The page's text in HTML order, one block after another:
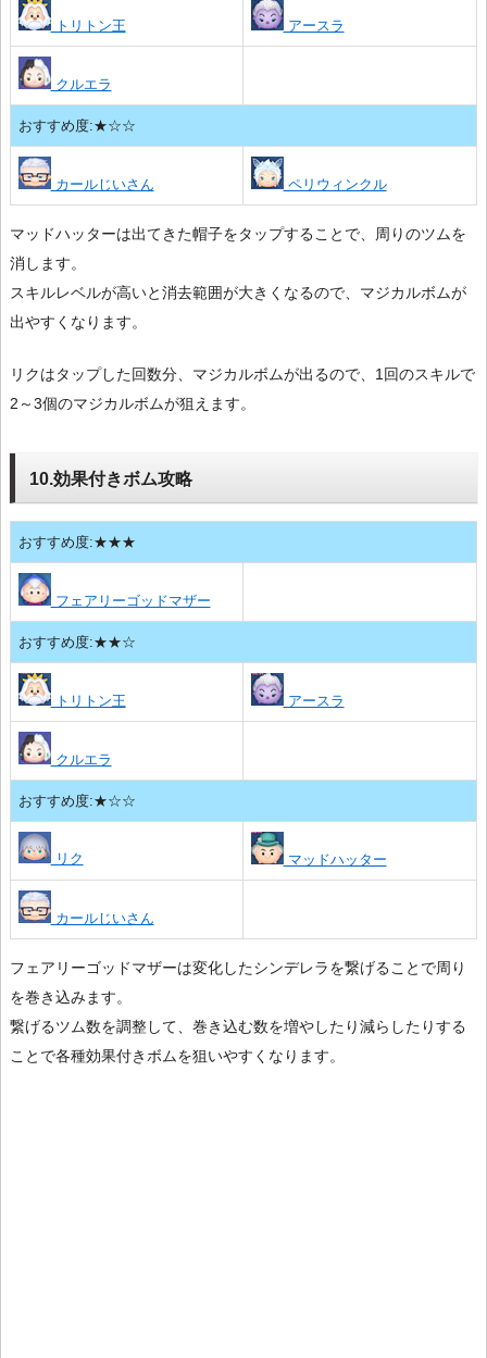
トリトン王 アースラ
クルエラ
おすすめ度:★☆☆
カールじいさん ペリウィンクル
マッドハッターは出てきた帽子をタップすることで、周りのツムを
消します。
スキルレベルが高いと消去範囲が大きくなるので、マジカルボムが
出やすくなります。
リクはタップした回数分、マジカルボムが出るので、1回のスキルで
2～3個のマジカルボムが狙えます。
10.効果付きボム攻略
おすすめ度:★★★
フェアリーゴッドマザー
おすすめ度:★★☆
トリトン王 アースラ
クルエラ
おすすめ度:★☆☆
リク マッドハッター
カールじいさん
フェアリーゴッドマザーは変化したシンデレラを繋げることで周り
を巻き込みます。
繋げるツム数を調整して、巻き込む数を増やしたり減らしたりする
ことで各種効果付きボムを狙いやすくなります。